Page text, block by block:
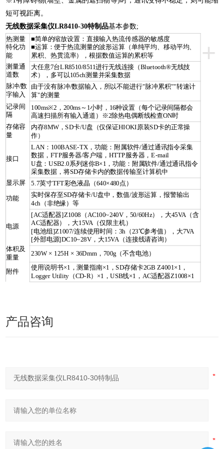
短可视距离。
无线数据采集仪LR8410-30特制品基本参数;
+
热测量
特化功
能
■简单的缩放设置：直接输入热流传感器的敏感度
■运算：便于热流测量的波形运算（单纯平均、移动平均、
累积、热贯流率），根据数值运算的累积等
测量通
道数
大任意7台LR8510/8511进行无线连接（Bluetooth®无线技
术），多可以105ch测量并采集数据
脉冲/数
字输入
由于没有脉冲/数据输入，所以不能进行"脉冲累积""转速计
算"的测量
记录间
隔
100ms※2，200ms～1小时，16种设置（每个记录间隔都会
高速扫描所有输入通道）※2除热电偶断线检查ON时
存储容
量
内存8MW，SD卡/U盘（仅保证HIOKI原装SD卡的正常操
作）
接口
LAN：100BASE-TX，功能：附属软件/通过通讯指令采集
数据，FTP服务器/客户端，HTTP服务器，E-mail
U盘：USB2.0系列迷你B×1，功能：附属软件/通过通讯指令
采集数据，将SD存储卡内的数据传输至计算机中
显示屏
5.7英寸TFT彩色液晶（640×480点）
功能
实时保存至SD存储卡/U盘中，数值/波形运算，报警输出
4ch（非绝缘）等
电源
[AC适配器]Z1008（AC100~240V，50/60Hz），大45VA（含
AC适配器），大15VA（仅限主机）
[电池组]Z1007/连续使用时间：3h（23℃参考值），大7VA
[外部电源]DC10~28V，大15VA（连接线请咨询）
体积及
重量
230W × 125H × 36Dmm，700g（不含电池）
附件
使用说明书×1，测量指南×1，SD存储卡2GB Z4001×1，
Logger Utility（CD-R）×1，USB线×1，AC适配器Z1008×1
产品咨询